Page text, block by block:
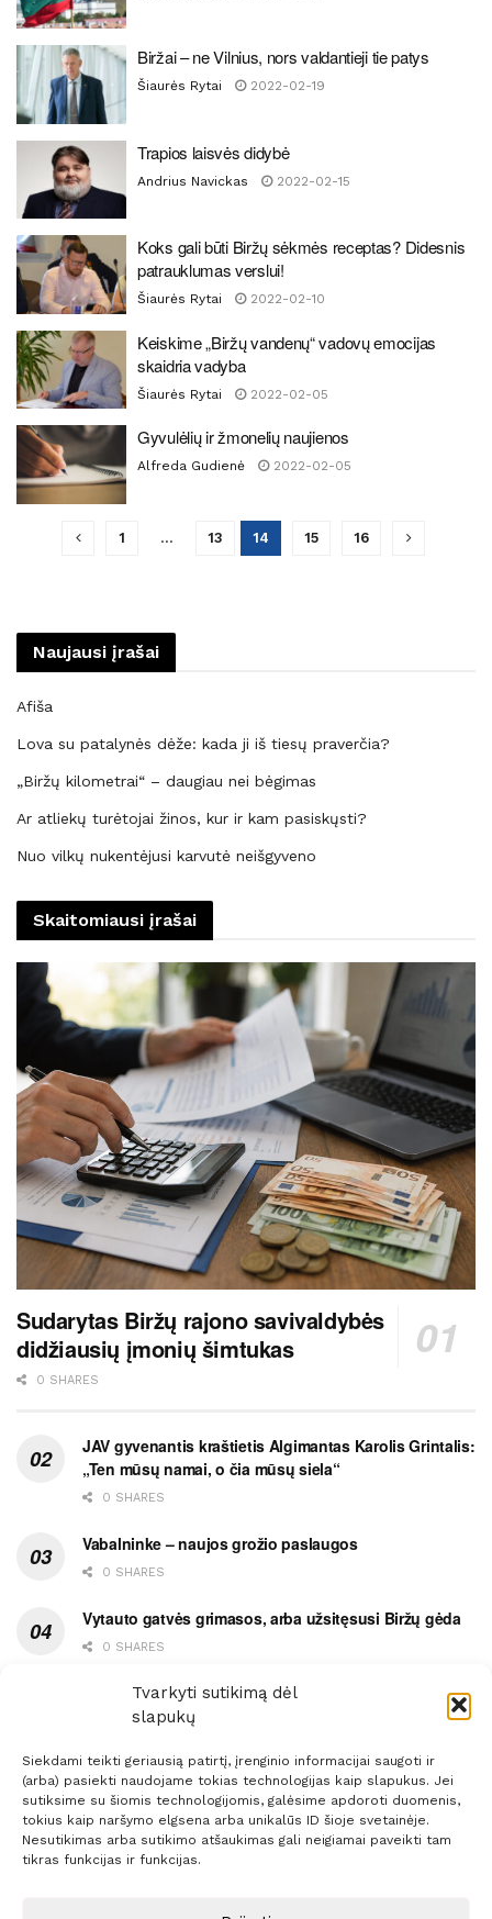
Tvarkyti sutikimą dėl
slapukų
Siekdami teikti geriausią patirtį, įrenginio informacijai saugoti ir
(arba) pasiekti naudojame tokias technologijas kaip slapukus. Jei
sutiksime su šiomis technologijomis, galėsime apdoroti duomenis,
tokius kaip naršymo elgsena arba unikalūs ID šioje svetainėje.
Nesutikimas arba sutikimo atšaukimas gali neigiamai paveikti tam
tikras funkcijas ir funkcijas.
Biržai – ne Vilnius, nors valdantieji tie patys
Šiaurės Rytai 2022-02-19
Trapios laisvės didybė
Andrius Navickas 2022-02-15
Koks gali būti Biržų sėkmės receptas? Didesnis
patrauklumas verslui!
Šiaurės Rytai 2022-02-10
Keiskime „Biržų vandenų“ vadovų emocijas
skaidria vadyba
Šiaurės Rytai 2022-02-05
Gyvulėlių ir žmonelių naujienos
Alfreda Gudienė 2022-02-05
1 … 13 14 15 16
Naujausi įrašai
Afiša
Lova su patalynės dėže: kada ji iš tiesų praverčia?
„Biržų kilometrai“ – daugiau nei bėgimas
Ar atliekų turėtojai žinos, kur ir kam pasiskųsti?
Nuo vilkų nukentėjusi karvutė neišgyveno
Skaitomiausi įrašai
Sudarytas Biržų rajono savivaldybės
didžiausių įmonių šimtukas
0 SHARES
JAV gyvenantis kraštietis Algimantas Karolis Grintalis:
„Ten mūsų namai, o čia mūsų siela“
0 SHARES
Vabalninke – naujos grožio paslaugos
0 SHARES
Vytauto gatvės grimasos, arba užsitęsusi Biržų gėda
0 SHARES
Pietų metas pažymėtas avarija
0 SHARES
Prenumerata Reklama